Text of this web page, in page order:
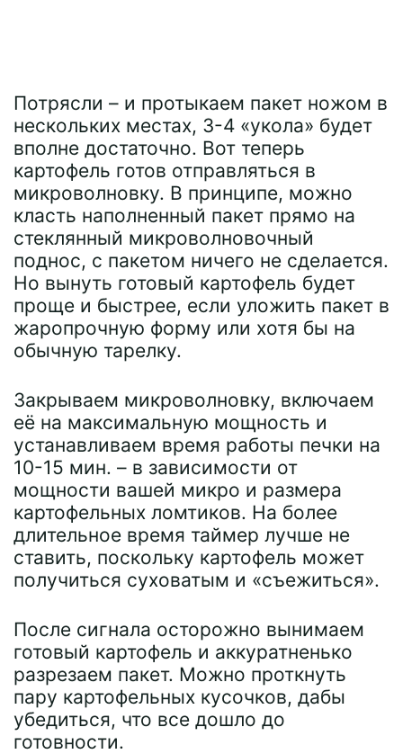
Потрясли – и протыкаем пакет ножом в
нескольких местах, 3-4 «укола» будет
вполне достаточно. Вот теперь
картофель готов отправляться в
микроволновку. В принципе, можно
класть наполненный пакет прямо на
стеклянный микроволновочный
поднос, с пакетом ничего не сделается.
Но вынуть готовый картофель будет
проще и быстрее, если уложить пакет в
жаропрочную форму или хотя бы на
обычную тарелку.
Закрываем микроволновку, включаем
её на максимальную мощность и
устанавливаем время работы печки на
10-15 мин. – в зависимости от
мощности вашей микро и размера
картофельных ломтиков. На более
длительное время таймер лучше не
ставить, поскольку картофель может
получиться суховатым и «съежиться».
После сигнала осторожно вынимаем
готовый картофель и аккуратненько
разрезаем пакет. Можно проткнуть
пару картофельных кусочков, дабы
убедиться, что все дошло до
готовности.